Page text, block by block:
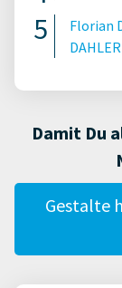
Florian
Damit Du
Gestalte